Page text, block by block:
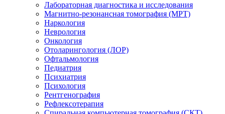
Лабораторная диагностика и исследования
Магнитно-резонансная томография (МРТ)
Наркология
Неврология
Онкология
Отоларингология (ЛОР)
Офтальмология
Педиатрия
Психиатрия
Психология
Рентгенография
Рефлексотерапия